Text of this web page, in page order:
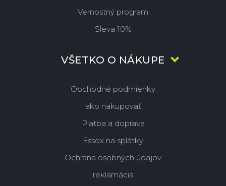
Vernostný program
Sleva 10%
VŠETKO O NÁKUPE
Obchodné podmienky
ako nakupovať
Platba a doprava
Essox na splátky
Ochrana osobných údajov
reklamácia